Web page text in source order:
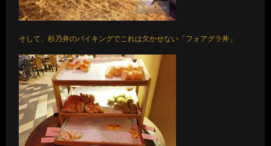
そして、杉乃井のバイキングでこれは欠かせない「フォアグラ丼」